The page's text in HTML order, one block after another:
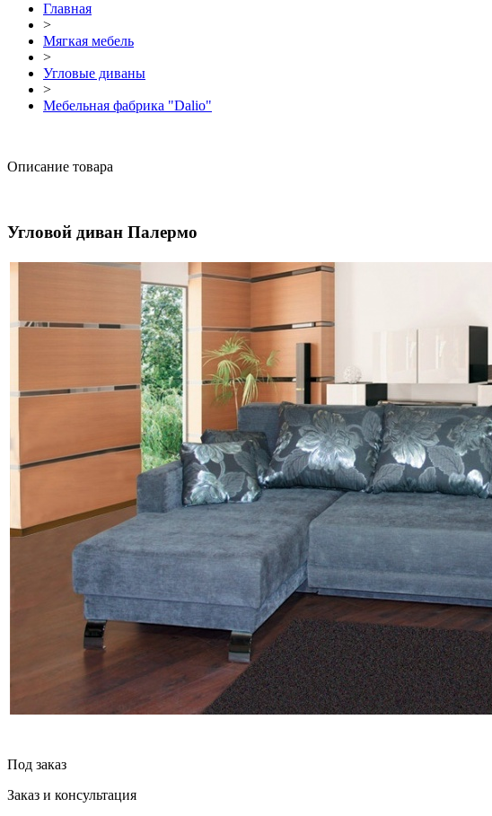
Главная
>
Мягкая мебель
>
Угловые диваны
>
Мебельная фабрика "Dalio"
Описание товара
Угловой диван Палермо
Под заказ
Заказ и консультация